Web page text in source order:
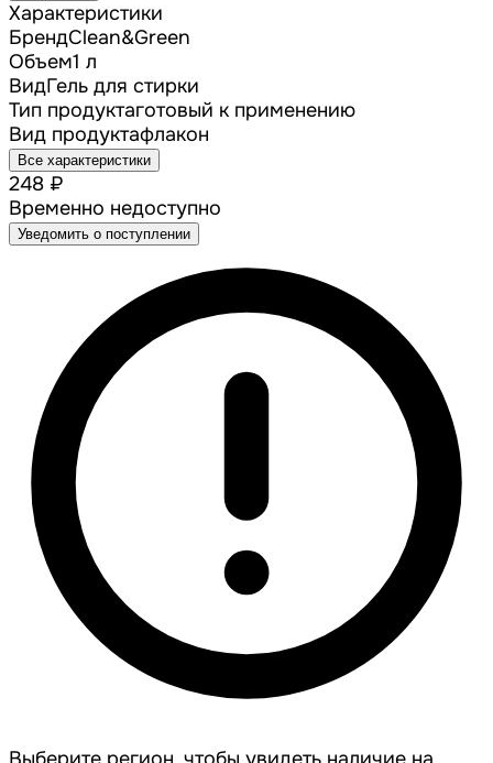
Характеристики
БрендClean&Green
Объем1 л
ВидГель для стирки
Тип продуктаготовый к применению
Вид продуктафлакон
Все характеристики
248 ₽
Временно недоступно
Уведомить о поступлении